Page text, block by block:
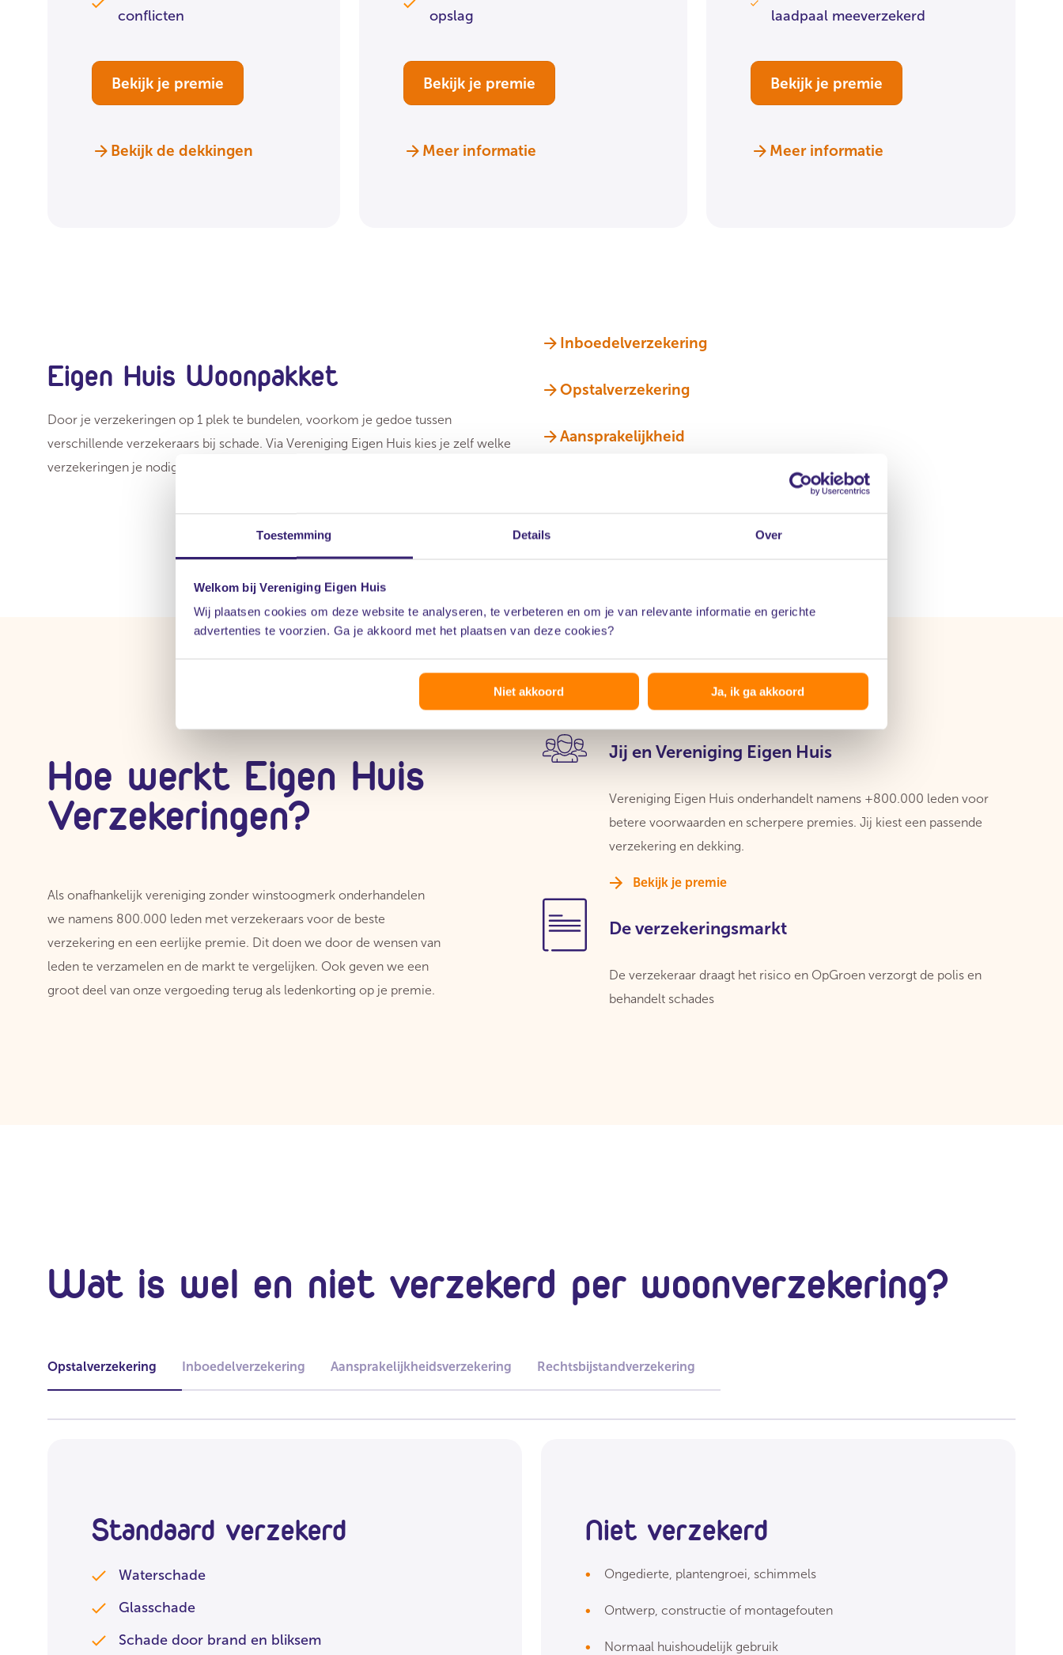
Toestemming Details Over
Welkom bij Vereniging Eigen Huis
Wij plaatsen cookies om deze website te analyseren, te verbeteren en om je van relevante informatie en gerichte
advertenties te voorzien. Ga je akkoord met het plaatsen van deze cookies?
Niet akkoord Ja, ik ga akkoord
conflicten
Bekijk je premie
Bekijk de dekkingen
opslag
Bekijk je premie
Meer informatie
laadpaal meeverzekerd
Bekijk je premie
Meer informatie
Eigen Huis Woonpakket
Door je verzekeringen op 1 plek te bundelen, voorkom je gedoe tussen
verschillende verzekeraars bij schade. Via Vereniging Eigen Huis kies je zelf welke
verzekeringen je nodig hebt.
Inboedelverzekering
Opstalverzekering
Aansprakelijkheid
Hoe werkt Eigen Huis
Verzekeringen?
Als onafhankelijk vereniging zonder winstoogmerk onderhandelen
we namens 800.000 leden met verzekeraars voor de beste
verzekering en een eerlijke premie. Dit doen we door de wensen van
leden te verzamelen en de markt te vergelijken. Ook geven we een
groot deel van onze vergoeding terug als ledenkorting op je premie.
Jij en Vereniging Eigen Huis
Vereniging Eigen Huis onderhandelt namens +800.000 leden voor
betere voorwaarden en scherpere premies. Jij kiest een passende
verzekering en dekking.
Bekijk je premie
De verzekeringsmarkt
De verzekeraar draagt het risico en OpGroen verzorgt de polis en
behandelt schades
Wat is wel en niet verzekerd per woonverzekering?
Opstalverzekering Inboedelverzekering Aansprakelijkheidsverzekering Rechtsbijstandverzekering
Standaard verzekerd
Waterschade
Glasschade
Schade door brand en bliksem
Niet verzekerd
Ongedierte, plantengroei, schimmels
Ontwerp, constructie of montagefouten
Normaal huishoudelijk gebruik